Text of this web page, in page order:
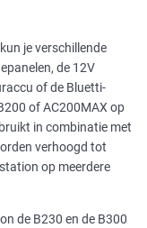
je verschillende
de 12V
of de Bluetti-
of AC200MAX op
in combinatie met
verhoogd tot
op meerdere
de B230 en de B300